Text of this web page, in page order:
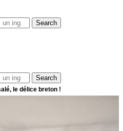
Search
Search